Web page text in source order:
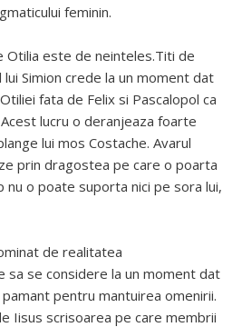
feminin.
Otilia este de neinteles.Titi de
Simion crede la un moment dat
fata de Felix si Pascalopol ca
lucru o deranjeaza foarte
lui mos Costache. Avarul
prin dragostea pe care o poarta
nu o poate suporta nici pe sora lui,
de realitatea
sa se considere la un moment dat
pentru mantuirea omenirii.
Iisus scrisoarea pe care membrii